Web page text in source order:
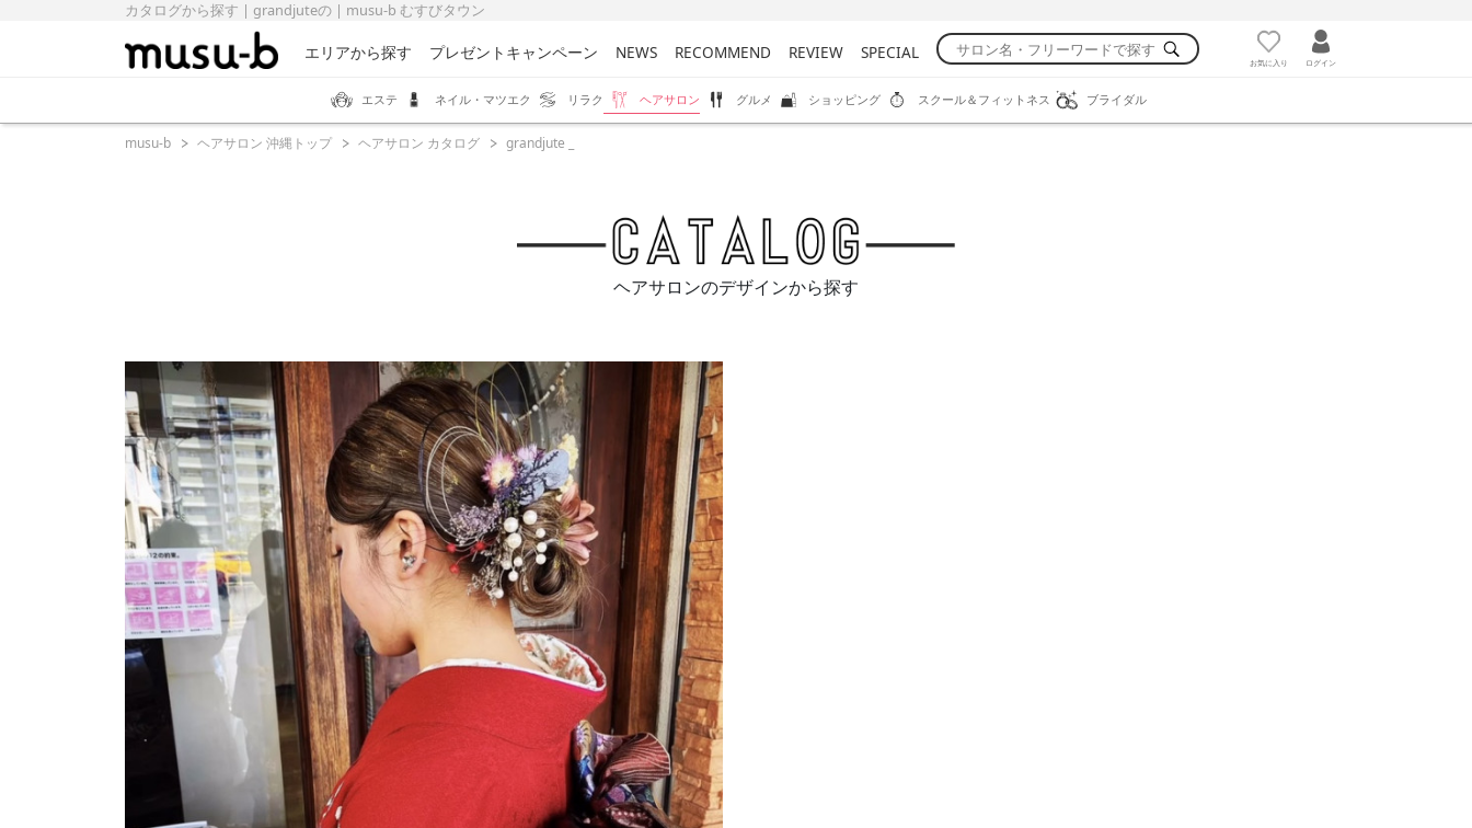
カタログから探す | grandjuteの | musu-b むすびタウン
エリアから探す プレゼントキャンペーン NEWS RECOMMEND REVIEW SPECIAL お気に入り ログイン
エステ ネイル・マツエク リラク ヘアサロン グルメ ショッピング スクール＆フィットネス ブライダル
musu-b ヘアサロン 沖縄トップ ヘアサロン カタログ grandjute _
ヘアサロンのデザインから探す